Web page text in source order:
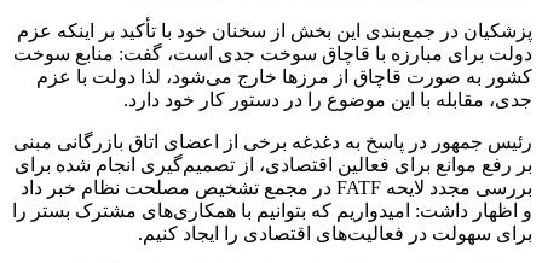
پزشکیان در جمع‌بندی این بخش از سخنان خود با تأکید بر اینکه عزم
دولت برای مبارزه با قاچاق سوخت جدی است، گفت: منابع سوخت
کشور به صورت قاچاق از مرزها خارج می‌شود، لذا دولت با عزم
جدی، مقابله با این موضوع را در دستور کار خود دارد.
رئیس جمهور در پاسخ به دغدغه برخی از اعضای اتاق بازرگانی مبنی
بر رفع موانع برای فعالین اقتصادی، از تصمیم‌گیری انجام شده برای
بررسی مجدد لایحه FATF در مجمع تشخیص مصلحت نظام خبر داد
و اظهار داشت: امیدواریم که بتوانیم با همکاری‌های مشترک بستر را
برای سهولت در فعالیت‌های اقتصادی را ایجاد کنیم.